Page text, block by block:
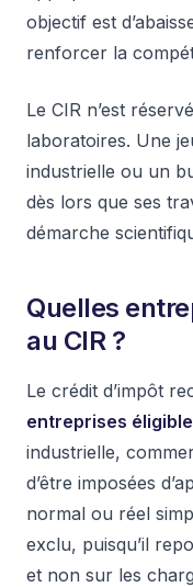
objectif est
renforcer la
Le CIR n’est
laboratoires. Une
industrielle ou un
dès lors que ses
démarche
Quelles
au CIR ?
Le crédit d’impôt
entreprises
industrielle,
d’être imposées
normal ou réel
exclu, puisqu’il
et non sur les